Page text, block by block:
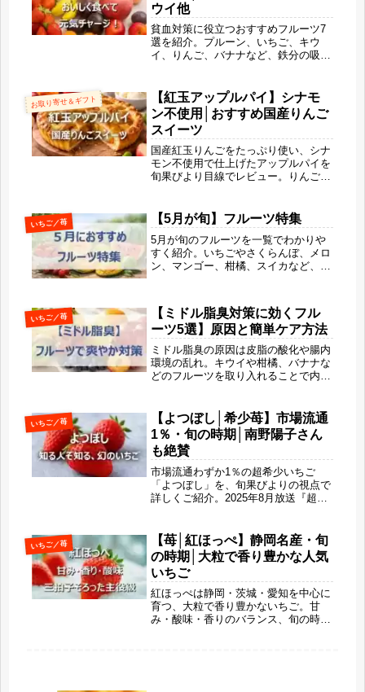
ウイ他
貧血対策に役立つおすすめフルーツ7
選を紹介。プルーン、いちご、キウ
イ、りんご、バナナなど、鉄分の吸収
点から、効果的な食べ方や組み合わ
せ、毎日続けやすい貧血予防のコツも
わかる完全ガイドです。
お取り寄せ＆ギフト
【紅玉アップルパイ】シナモ
ン不使用│おすすめ国産りんご
スイーツ
国産紅玉りんごをたっぷり使い、シナ
モン不使用で仕上げたアップルパイを
旬果びより目線でレビュー。りんごの
分へのごほうびに選ばれる理由や口コ
ミ評価、より美味しく食べるコツも詳
しくご紹介します。
いちご／苺 【5月が旬】フルーツ特集
5月が旬のフルーツを一覧でわかりや
すく紹介。いちごやさくらんぼ、メロ
ン、マンゴー、柑橘、スイカなど、春
楽しみ方まで解説します。旬ならでは
の美味しさで、毎日にちょっとしたご
ほうび時間を取り入れてみませんか？
いちご／苺
【ミドル脂臭対策に効くフル
ーツ5選】原因と簡単ケア方法
ミドル脂臭の原因は皮脂の酸化や腸内
環境の乱れ。キウイや柑橘、バナナな
どのフルーツを取り入れることで内側
し、手軽に続けられるフルーツ習慣と
簡単ケア方法をわかりやすく解説しま
す。
いちご／苺
【よつぼし│希少苺】市場流通
1％・旬の時期│南野陽子さん
も絶賛
市場流通わずか1％の超希少いちご
「よつぼし」を、旬果びよりの視点で
詳しくご紹介。2025年8月放送『超町
濃厚な甘み、旬の時期、名産地、他品
種との違いまで丁寧に解説します。い
ちご好きなら一度は味わいたい、本物
志向の一粒です。
いちご／苺
【苺│紅ほっぺ】静岡名産・旬
の時期│大粒で香り豊かな人気
いちご
紅ほっぺは静岡・茨城・愛知を中心に
育つ、大粒で香り豊かないちご。甘
み・酸味・香りのバランス、旬の時